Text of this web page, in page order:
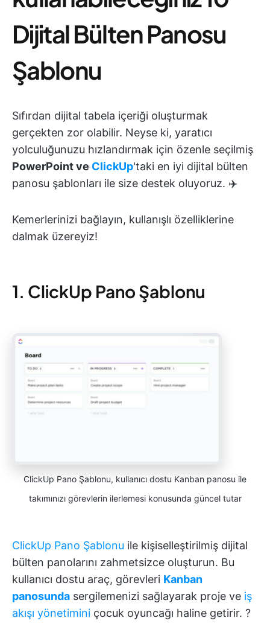
Dijital Bülten Panosu
Şablonu
Sıfırdan dijital tabela içeriği oluşturmak
gerçekten zor olabilir. Neyse ki, yaratıcı
yolculuğunuzu hızlandırmak için özenle seçilmiş
PowerPoint ve ClickUp'taki en iyi dijital bülten
panosu şablonları ile size destek oluyoruz. ✈️
Kemerlerinizi bağlayın, kullanışlı özelliklerine
dalmak üzereyiz!
1. ClickUp Pano Şablonu
ClickUp Pano Şablonu, kullanıcı dostu Kanban panosu ile
takımınızı görevlerin ilerlemesi konusunda güncel tutar
ClickUp Pano Şablonu ile kişiselleştirilmiş dijital
bülten panolarını zahmetsizce oluşturun. Bu
kullanıcı dostu araç, görevleri Kanban
panosunda sergilemenizi sağlayarak proje ve iş
akışı yönetimini çocuk oyuncağı haline getirir. ?